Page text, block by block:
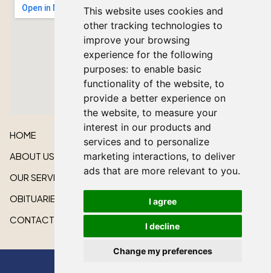
This website uses cookies and
other tracking technologies to
improve your browsing
experience for the following
purposes: to enable basic
functionality of the website, to
provide a better experience on
the website, to measure your
interest in our products and
services and to personalize
marketing interactions, to deliver
ads that are more relevant to you.
I agree
I decline
Change my preferences
HOME
ABOUT US
OUR SERVICES
OBITUARIES
CONTACT US